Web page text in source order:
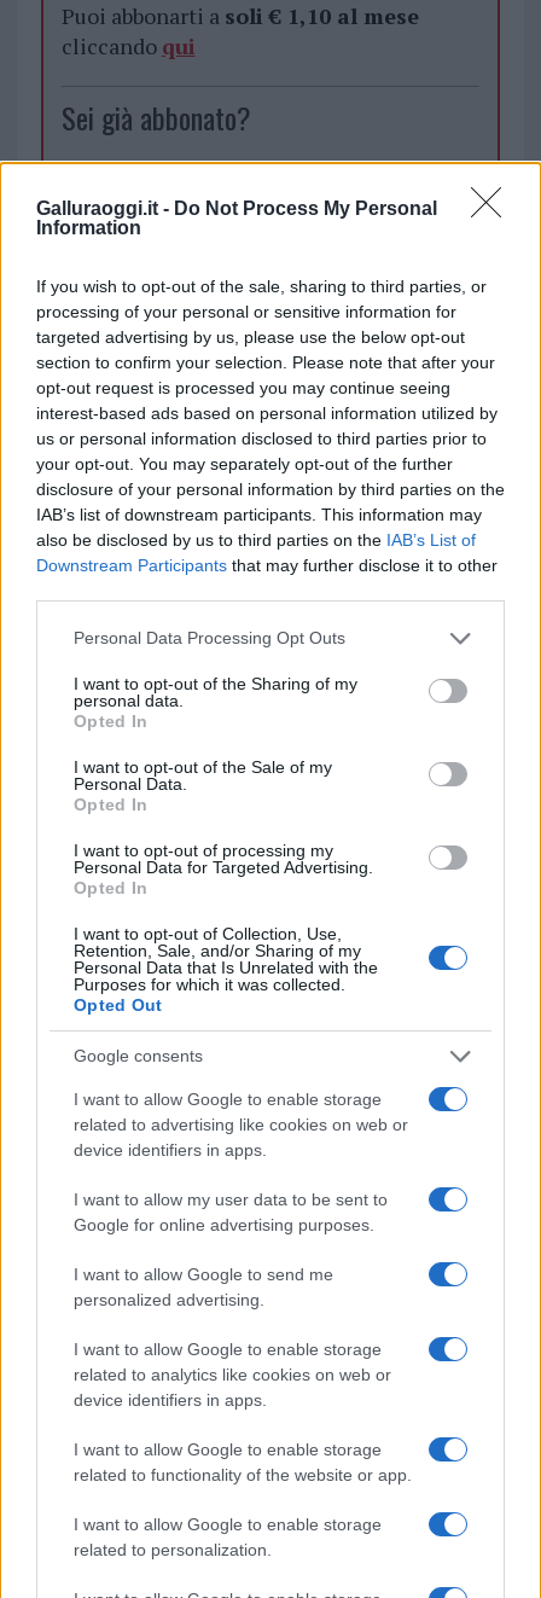
Galluraoggi.it - Do Not Process My Personal
Information
If you wish to opt-out of the sale, sharing to third parties, or
processing of your personal or sensitive information for
targeted advertising by us, please use the below opt-out
section to confirm your selection. Please note that after your
opt-out request is processed you may continue seeing
interest-based ads based on personal information utilized by
us or personal information disclosed to third parties prior to
your opt-out. You may separately opt-out of the further
disclosure of your personal information by third parties on the
IAB’s list of downstream participants. This information may
also be disclosed by us to third parties on the IAB’s List of
Downstream Participants that may further disclose it to other
Please note that this website/app uses one or more Google
not limited to your visit or usage behaviour. You may click to
grant or deny consent to Google and its third-party tags to
use your data for below specified purposes in below Google
consent section.
Personal Data Processing Opt Outs
I want to opt-out of the Sharing of my
personal data.
Opted In
I want to opt-out of the Sale of my
Personal Data.
Opted In
I want to opt-out of processing my
Personal Data for Targeted Advertising.
Opted In
I want to opt-out of Collection, Use,
Retention, Sale, and/or Sharing of my
Personal Data that Is Unrelated with the
Purposes for which it was collected.
Opted Out
Google consents
I want to allow Google to enable storage
related to advertising like cookies on web or
device identifiers in apps.
I want to allow my user data to be sent to
Google for online advertising purposes.
I want to allow Google to send me
personalized advertising.
I want to allow Google to enable storage
related to analytics like cookies on web or
device identifiers in apps.
I want to allow Google to enable storage
related to functionality of the website or app.
I want to allow Google to enable storage
related to personalization.
Puoi abbonarti a soli € 1,10 al mese
cliccando qui
Sei già abbonato?
sezioneLogin dal menù del sito o
cliccando
TEMI: Hermaea Olbia
Hermaea Volley
Volley Olbia
Notizie in tempo reale?
Entra nel canale telegram di
GalluraOggi.it
Inviaci le tue segnalazioni,
i tuoi video e le tue foto
Su WhatsApp al numero +39
345 356 7512
Condividi l'articolo
F
a
ce
b
o
o
k
T
w
it
te
r
Pi
n
te
re
st
W
at
s
A
p
p
S
a
Articolo precedente
Prossimo articolo
nuove aule nelle scuole di Olbia
Arzachena
Incidente sulla strada provinciale ad Arzachena,
un ferito